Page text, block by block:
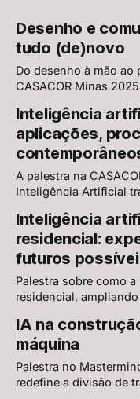
Desenho e
tudo (de)novo
Do desenho à mão
CASACOR Minas
projetos impossíveis.
Inteligência
aplicações,
A palestra na
Inteligência Artificial
aplicações práticas,
contemporâneas.
Inteligência
residencial:
futuros
Palestra sobre como
residencial,
soluções integradas
Eletroraro em parceria
IA na
máquina
Palestra no
redefine a divisão de